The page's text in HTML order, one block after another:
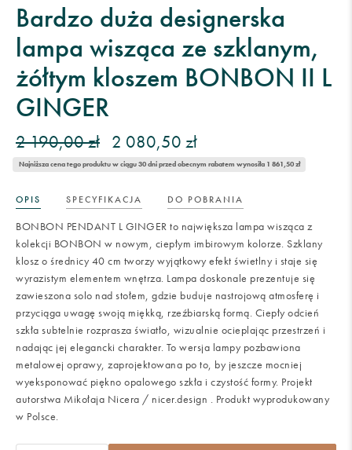
Bardzo duża designerska
lampa wisząca ze szklanym,
żółtym kloszem BONBON II L
GINGER
2 190,00 zł 2 080,50 zł
Najniższa cena tego produktu w ciągu 30 dni przed obecnym rabatem wynosiła 1 861,50 zł
OPIS SPECYFIKACJA DO POBRANIA
BONBON PENDANT L GINGER to największa lampa wisząca z
kolekcji BONBON w nowym, ciepłym imbirowym kolorze. Szklany
klosz o średnicy 40 cm tworzy wyjątkowy efekt świetlny i staje się
wyrazistym elementem wnętrza. Lampa doskonale prezentuje się
zawieszona solo nad stołem, gdzie buduje nastrojową atmosferę i
przyciąga uwagę swoją miękką, rzeźbiarską formą. Ciepły odcień
szkła subtelnie rozprasza światło, wizualnie ocieplając przestrzeń i
nadając jej elegancki charakter. To wersja lampy pozbawiona
metalowej oprawy, zaprojektowana po to, by jeszcze mocniej
wyeksponować piękno opalowego szkła i czystość formy. Projekt
autorstwa Mikołaja Nicera / nicer.design . Produkt wyprodukowany
w Polsce.